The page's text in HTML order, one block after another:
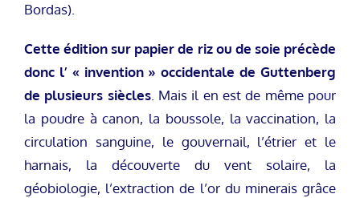
Bordas).
Cette édition sur papier de riz ou de soie précède
donc l’ « invention » occidentale de Guttenberg
de plusieurs siècles. Mais il en est de même pour
la poudre à canon, la boussole, la vaccination, la
circulation sanguine, le gouvernail, l’étrier et le
harnais, la découverte du vent solaire, la
géobiologie, l’extraction de l’or du minerais grâce